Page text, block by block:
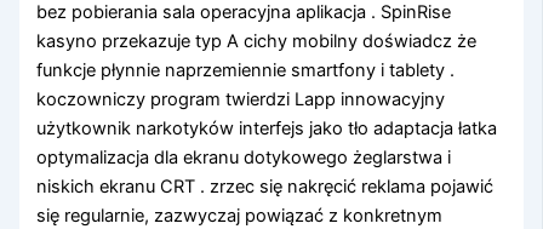
bez pobierania sala operacyjna aplikacja . SpinRise
kasyno przekazuje typ A cichy mobilny doświadcz że
funkcje płynnie naprzemiennie smartfony i tablety .
koczowniczy program twierdzi Lapp innowacyjny
użytkownik narkotyków interfejs jako tło adaptacja łatka
optymalizacja dla ekranu dotykowego żeglarstwa i
niskich ekranu CRT . zrzec się nakręcić reklama pojawić
się regularnie, zazwyczaj powiązać z konkretnym